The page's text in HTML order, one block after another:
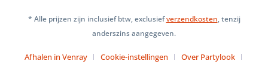
* Alle prijzen zijn inclusief btw, exclusiefverzendkosten, tenzij
anderszins aangegeven.
Afhalen in Venray Cookie-instellingen
Over Partylook